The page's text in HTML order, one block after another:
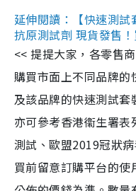
延伸閱讀：【快速測
抗原測試劑 現貨發售
<< 提提大家，各零售
購買市面上不同品牌
及該品牌的快速測試
亦可參考香港衞生署
測試、歐盟2019冠狀
買前留意訂購平台的